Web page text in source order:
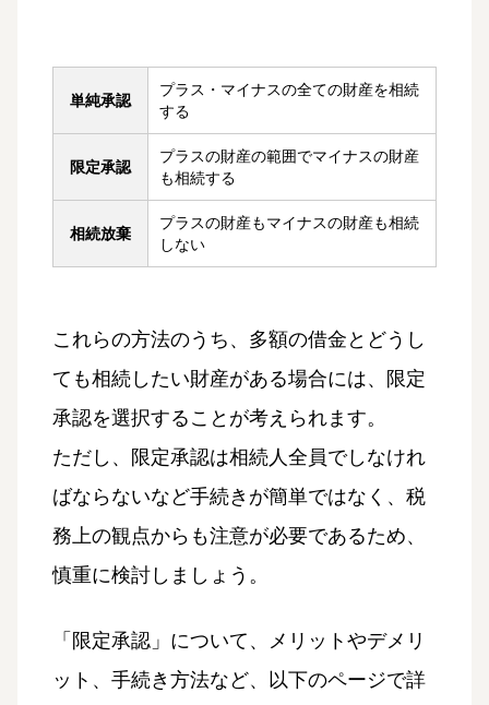
単純承認
プラス・マイナスの全ての財産を相続
する
限定承認
プラスの財産の範囲でマイナスの財産
も相続する
相続放棄
プラスの財産もマイナスの財産も相続
しない
これらの方法のうち、多額の借金とどうし
ても相続したい財産がある場合には、限定
承認を選択することが考えられます。
ただし、限定承認は相続人全員でしなけれ
ばならないなど手続きが簡単ではなく、税
務上の観点からも注意が必要であるため、
慎重に検討しましょう。
「限定承認」について、メリットやデメリ
ット、手続き方法など、以下のページで詳